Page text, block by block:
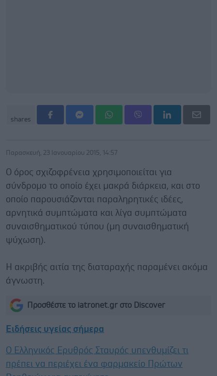
shares
Παρασκευή, 23 Ιανουαρίου 2015, 14:57
Ο όρος σχιζοφρένεια χρησιμοποιείται για
σύνδρομο το οποίο έχει μακρά διάρκεια, και στο
οποίο παρουσιάζονται παραληρητικές ιδέες,
αρνητικά συμπτώματα και λίγα συμπτώματα
συναισθηματικού τύπου (μη συναισθηματική
ψύχωση).
Η ακριβής αιτία της διαταραχής παραμένει ακόμα
άγνωστη.
Προσθέστε το iatronet.gr στο Discover
Ειδήσεις υγείας σήμερα
Ο Ελληνικός Ερυθρός Σταυρός υπενθυμίζει τι
πρέπει να περιέχει ένα φαρμακείο Πρώτων